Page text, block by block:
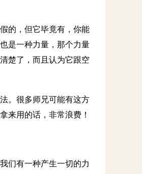
的，但它毕竟有，你能
是一种力量，那个力量
楚了，而且认为它跟空
。很多师兄可能有这方
来用的话，非常浪费！
们有一种产生一切的力